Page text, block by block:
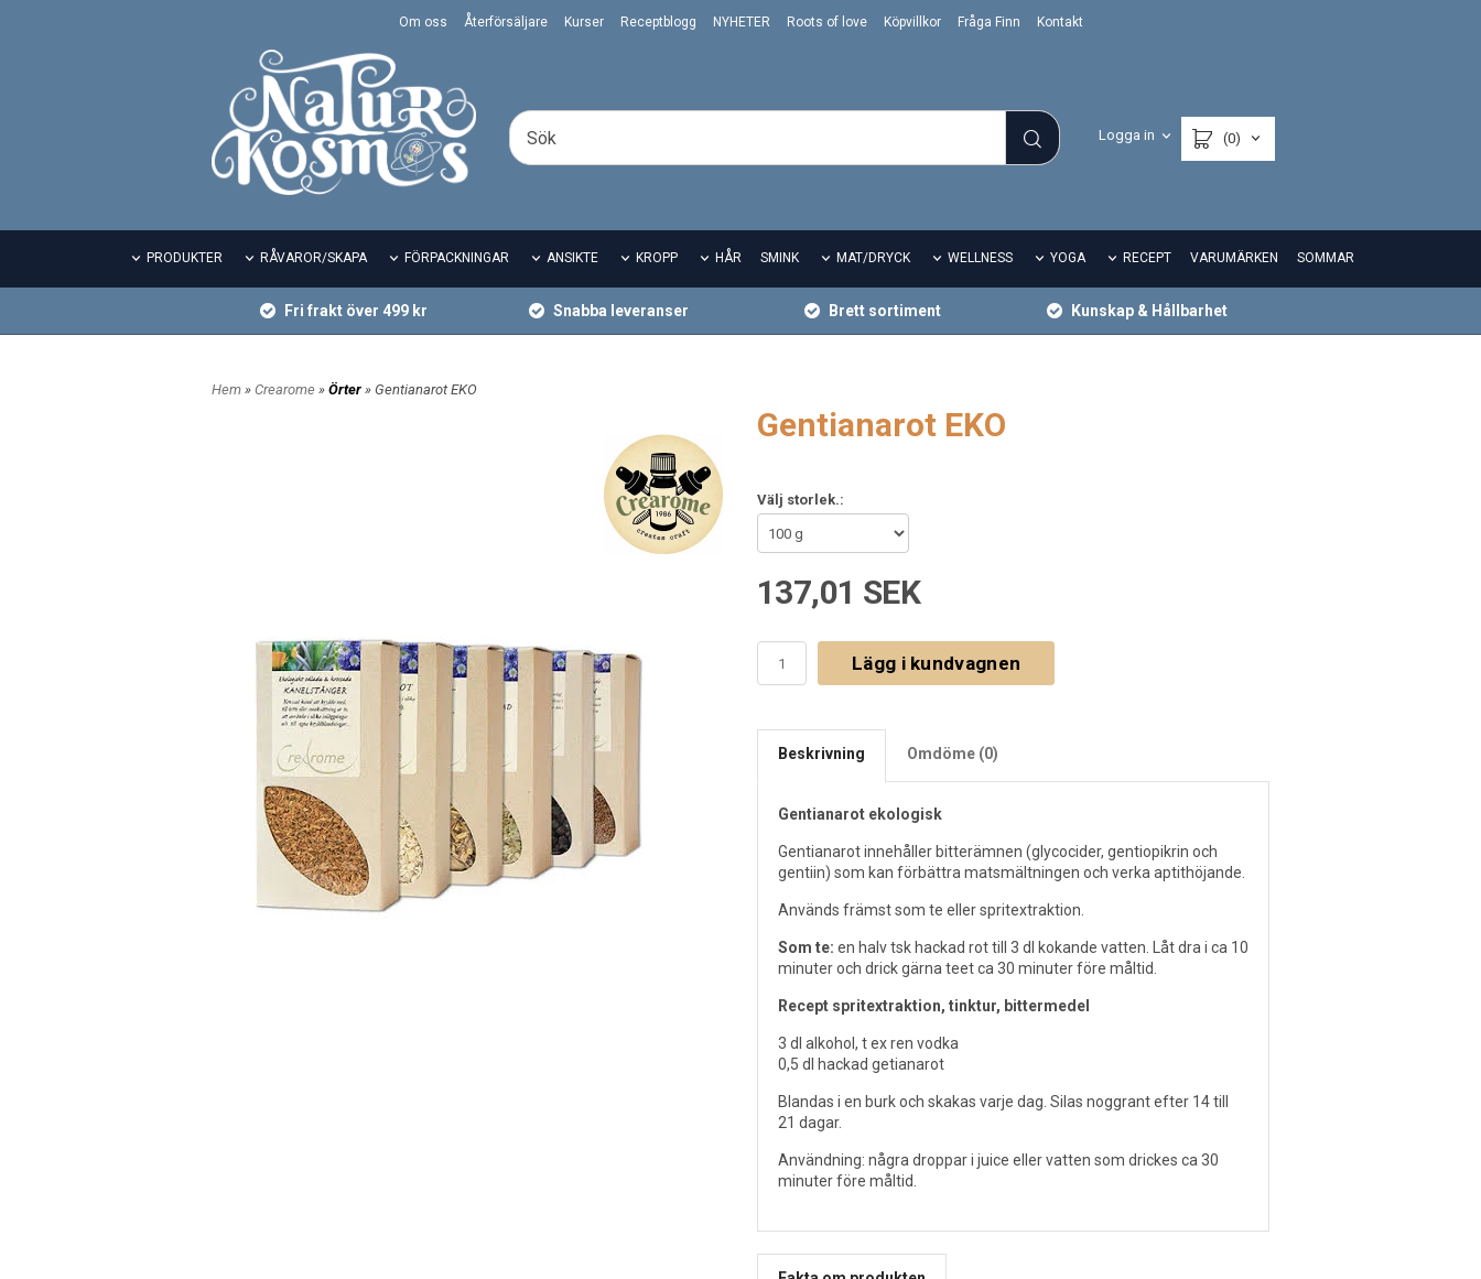
Om oss Återförsäljare Kurser Receptblogg NYHETER Roots of love Köpvillkor Fråga Finn Kontakt
Logga in (0)
PRODUKTER RÅVAROR/SKAPA FÖRPACKNINGAR ANSIKTE KROPP HÅR SMINK MAT/DRYCK WELLNESS YOGA RECEPT VARUMÄRKEN SOMMAR
Fri frakt över 499 kr Snabba leveranser Brett sortiment Kunskap & Hållbarhet
Hem » Crearome » Örter » Gentianarot EKO
Gentianarot EKO
Välj storlek.:
137,01 SEK
Lägg i kundvagnen
Beskrivning Omdöme (0)
Gentianarot ekologisk
Gentianarot innehåller bitterämnen (glycocider, gentiopikrin och
gentiin) som kan förbättra matsmältningen och verka aptithöjande.
Används främst som te eller spritextraktion.
Som te: en halv tsk hackad rot till 3 dl kokande vatten. Låt dra i ca 10
minuter och drick gärna teet ca 30 minuter före måltid.
Recept spritextraktion, tinktur, bittermedel
3 dl alkohol, t ex ren vodka
0,5 dl hackad getianarot
Blandas i en burk och skakas varje dag. Silas noggrant efter 14 till
21 dagar.
Användning: några droppar i juice eller vatten som drickes ca 30
minuter före måltid.